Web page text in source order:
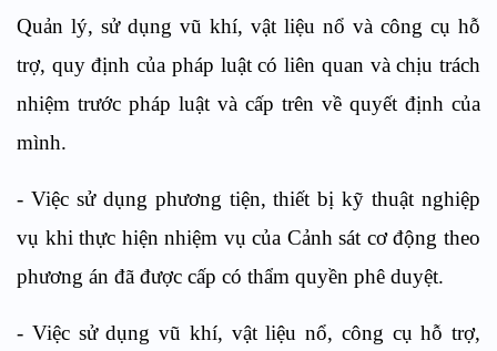
Quản lý, sử dụng vũ khí, vật liệu nổ và công cụ hỗ
trợ, quy định của pháp luật có liên quan và chịu trách
nhiệm trước pháp luật và cấp trên về quyết định của
mình.
- Việc sử dụng phương tiện, thiết bị kỹ thuật nghiệp
vụ khi thực hiện nhiệm vụ của Cảnh sát cơ động theo
phương án đã được cấp có thẩm quyền phê duyệt.
- Việc sử dụng vũ khí, vật liệu nổ, công cụ hỗ trợ,